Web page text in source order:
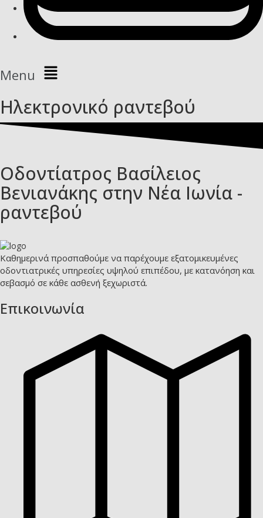
Menu
Ηλεκτρονικό ραντεβού
Οδοντίατρος Βασίλειος
Βενιανάκης στην Νέα Ιωνία -
ραντεβού
Καθημερινά προσπαθούμε να παρέχουμε εξατομικευμένες
οδοντιατρικές υπηρεσίες υψηλού επιπέδου, με κατανόηση και
σεβασμό σε κάθε ασθενή ξεχωριστά.
Επικοινωνία